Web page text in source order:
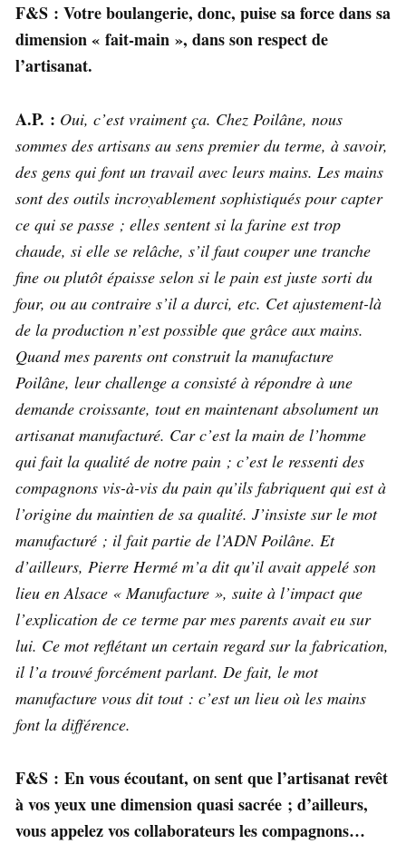
F&S : Votre boulangerie, donc, puise sa force dans sa
dimension « fait-main », dans son respect de
l’artisanat.
A.P. : Oui, c’est vraiment ça. Chez Poilâne, nous
sommes des artisans au sens premier du terme, à savoir,
des gens qui font un travail avec leurs mains. Les mains
sont des outils incroyablement sophistiqués pour capter
ce qui se passe ; elles sentent si la farine est trop
chaude, si elle se relâche, s’il faut couper une tranche
fine ou plutôt épaisse selon si le pain est juste sorti du
four, ou au contraire s’il a durci, etc. Cet ajustement-là
de la production n’est possible que grâce aux mains.
Quand mes parents ont construit la manufacture
Poilâne, leur challenge a consisté à répondre à une
demande croissante, tout en maintenant absolument un
artisanat manufacturé. Car c’est la main de l’homme
qui fait la qualité de notre pain ; c’est le ressenti des
compagnons vis-à-vis du pain qu’ils fabriquent qui est à
l’origine du maintien de sa qualité. J’insiste sur le mot
manufacturé ; il fait partie de l’ADN Poilâne. Et
d’ailleurs, Pierre Hermé m’a dit qu’il avait appelé son
lieu en Alsace « Manufacture », suite à l’impact que
l’explication de ce terme par mes parents avait eu sur
lui. Ce mot reflétant un certain regard sur la fabrication,
il l’a trouvé forcément parlant. De fait, le mot
manufacture vous dit tout : c’est un lieu où les mains
font la différence.
F&S : En vous écoutant, on sent que l’artisanat revêt
à vos yeux une dimension quasi sacrée ; d’ailleurs,
vous appelez vos collaborateurs les compagnons…